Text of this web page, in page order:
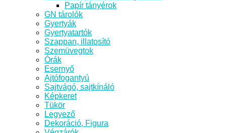
Papír tányérok
GN tárolók
Gyertyák
Gyertyatartók
Szappan, illatosító
Szemüvegtok
Órák
Esernyő
Ajtófogantyú
Sajtvágó, sajtkínáló
Képkeret
Tükör
Legyező
Dekoráció, Figura